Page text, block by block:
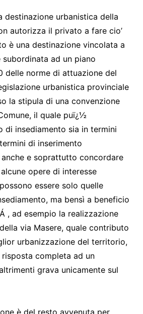
destinazione urbanistica della
autorizza il privato a fare cio’
è una destinazione vincolata a
ad un piano
delle norme di attuazione del
urbanistica provinciale
la stipula di una convenzione
il quale puï¿½
di insediamento sia in termini
di inserimento
e soprattutto concordare
opere di interesse
essere solo quelle
ma bensì a beneficio
, ad esempio la realizzazione
via Masere, quale contributo
urbanizzazione del territorio,
completa ad un
grava unicamente sul
è del resto avvenuta per